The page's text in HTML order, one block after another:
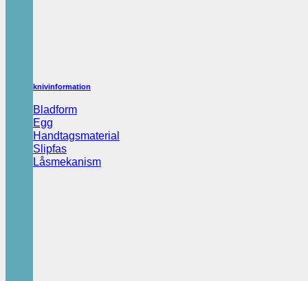
knivinformation
Bladform
Egg
Handtagsmaterial
Slipfas
Låsmekanism